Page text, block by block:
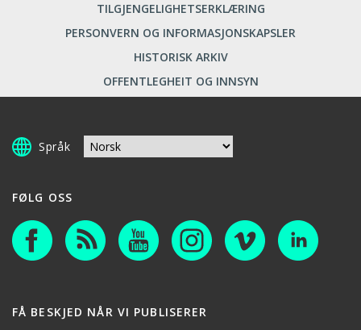
TILGJENGELIGHETSERKLÆRING
PERSONVERN OG INFORMASJONSKAPSLER
HISTORISK ARKIV
OFFENTLEGHEIT OG INNSYN
Språk
FØLG OSS
FÅ BESKJED NÅR VI PUBLISERER